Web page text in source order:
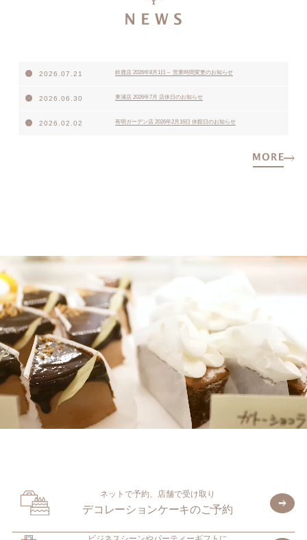
2026.07.21 鈴鹿店 2026年8月1日～ 営業時間変更のお知らせ
2026.06.30 東浦店 2026年7月 店休日のお知らせ
2026.02.02 有明ガーデン店 2026年2月16日 休館日のお知らせ
ネットで予約、店舗で受け取り
デコレーションケーキのご予約